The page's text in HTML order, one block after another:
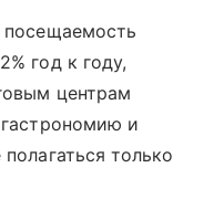
посещаемость
год к году,
центрам
гастрономию и
только